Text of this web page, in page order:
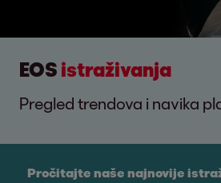
EOS istraživanja
Pregled trendova i navika
Pročitajte naše najnovije